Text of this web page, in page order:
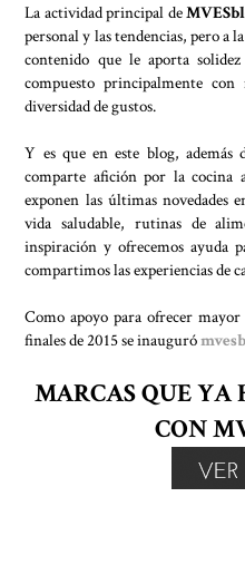
La actividad principal de
personal y las tendencias, pero a
contenido que le aporta
compuesto principalmente
diversidad de gustos.
Y es que en este blog, además
comparte afición por la cocina
exponen las últimas novedades
vida saludable, rutinas de
inspiración y ofrecemos ayuda
compartimos las experiencias de
Como apoyo para ofrecer
finales de 2015 se inauguró
MARCAS QUE YA
CON